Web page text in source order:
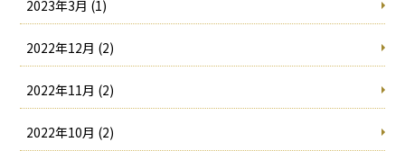
2023年3月 (1)
2022年12月 (2)
2022年11月 (2)
2022年10月 (2)